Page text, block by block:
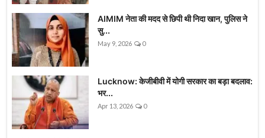
AIMIM नेता की मदद से छिपी थी निदा खान, पुलिस ने
सु...
May 9, 2026 0
Lucknow: केजीबीवी में योगी सरकार का बड़ा बदलाव:
भर...
Apr 13, 2026 0